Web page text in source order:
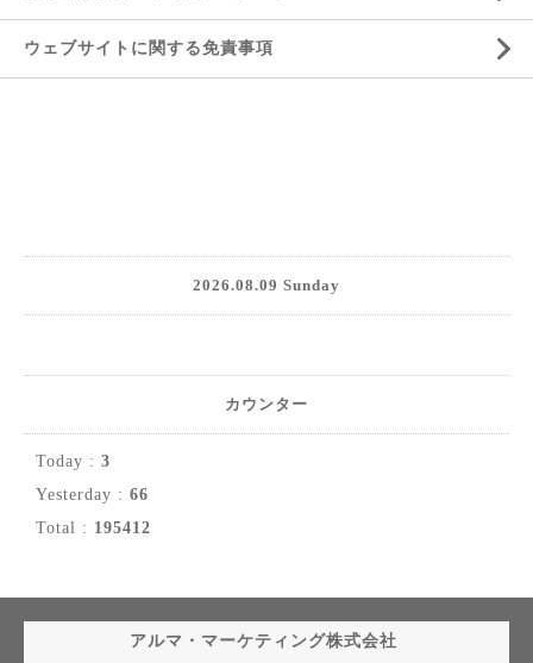
ウェブサイトに関する免責事項
2026.08.09 Sunday
カウンター
Today : 3
Yesterday : 66
Total : 195412
アルマ・マーケティング株式会社